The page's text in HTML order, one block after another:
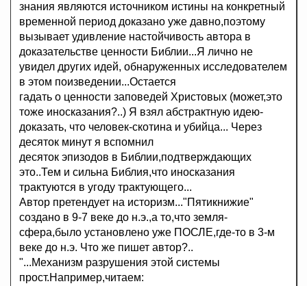
знания являются источником истины на конкретный
временной период доказано уже давно,поэтому
вызывает удивление настойчивость автора в
доказательстве ценности Библии...Я лично не
увидел других идей, обнаруженных исследователем
в этом поизведении...Остается
гадать о ценности заповедей Христовых (может,это
тоже иносказания?..) Я взял абстрактную идею-
доказать, что человек-скотина и убийца... Через
десяток минут я вспомнил
десяток эпизодов в Библии,подтверждающих
это..Тем и сильна Библия,что иносказания
трактуются в угоду трактующего...
Автор претендует на историзм..."Пятикнижие"
создано в 9-7 веке до н.э.,а то,что земля-
сфера,было установлено уже ПОСЛЕ,где-то в 3-м
веке до н.э. Что же пишет автор?..
"...Механизм разрушения этой системы
прост.Например,читаем: